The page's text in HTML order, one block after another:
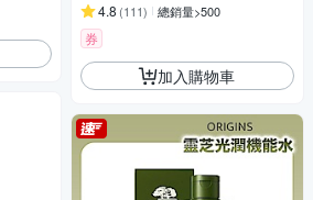
4.8 (111) 總銷量>500
券
加入購物車